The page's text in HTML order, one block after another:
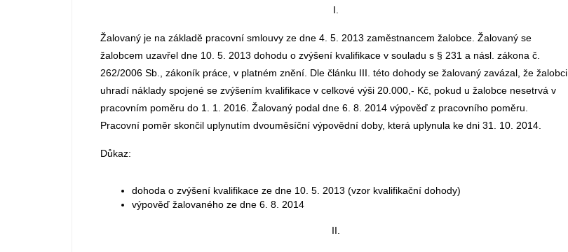
I.
Žalovaný je na základě pracovní smlouvy ze dne 4. 5. 2013 zaměstnancem žalobce. Žalovaný se
žalobcem uzavřel dne 10. 5. 2013 dohodu o zvýšení kvalifikace v souladu s § 231 a násl. zákona č.
262/2006 Sb., zákoník práce, v platném znění. Dle článku III. této dohody se žalovaný zavázal, že žalobci
uhradí náklady spojené se zvýšením kvalifikace v celkové výši 20.000,- Kč, pokud u žalobce nesetrvá v
pracovním poměru do 1. 1. 2016. Žalovaný podal dne 6. 8. 2014 výpověď z pracovního poměru.
Pracovní poměr skončil uplynutím dvouměsíční výpovědní doby, která uplynula ke dni 31. 10. 2014.
Důkaz:
dohoda o zvýšení kvalifikace ze dne 10. 5. 2013 (vzor kvalifikační dohody)
výpověď žalovaného ze dne 6. 8. 2014
II.